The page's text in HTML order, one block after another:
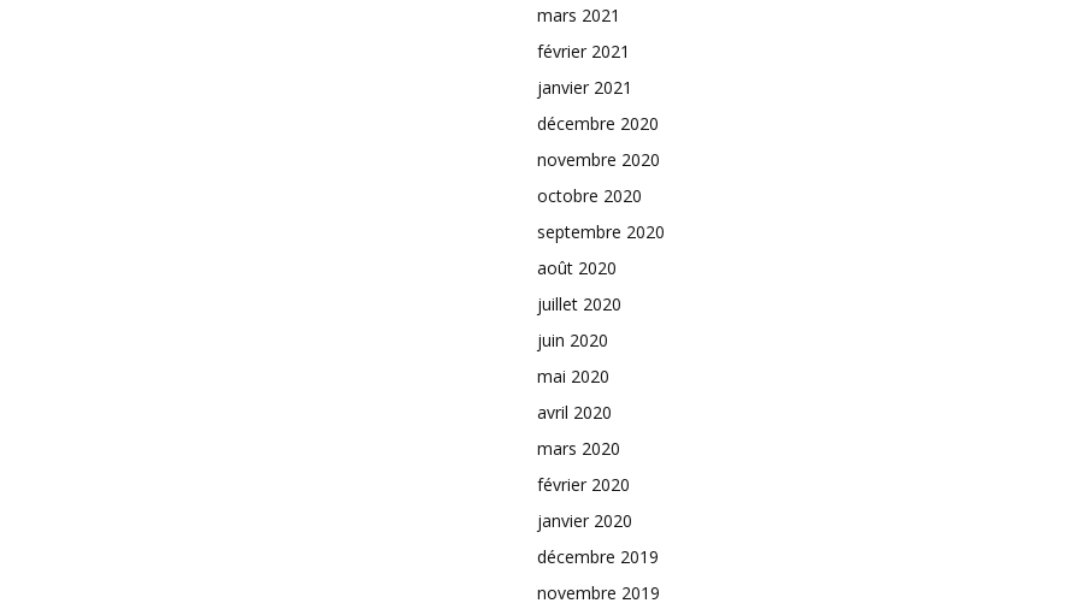
mars 2021
février 2021
janvier 2021
décembre 2020
novembre 2020
octobre 2020
septembre 2020
août 2020
juillet 2020
juin 2020
mai 2020
avril 2020
mars 2020
février 2020
janvier 2020
décembre 2019
novembre 2019